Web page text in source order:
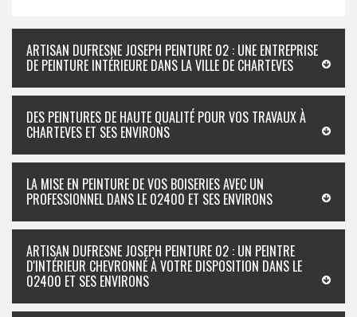
ARTISAN DUFRESNE JOSEPH PEINTURE 02 : UNE ENTREPRISE
DE PEINTURE INTÉRIEURE DANS LA VILLE DE CHARTEVES
DES PEINTURES DE HAUTE QUALITÉ POUR VOS TRAVAUX À
CHARTEVES ET SES ENVIRONS
LA MISE EN PEINTURE DE VOS BOISERIES AVEC UN
PROFESSIONNEL DANS LE 02400 ET SES ENVIRONS
ARTISAN DUFRESNE JOSEPH PEINTURE 02 : UN PEINTRE
D'INTÉRIEUR CHEVRONNÉ À VOTRE DISPOSITION DANS LE
02400 ET SES ENVIRONS